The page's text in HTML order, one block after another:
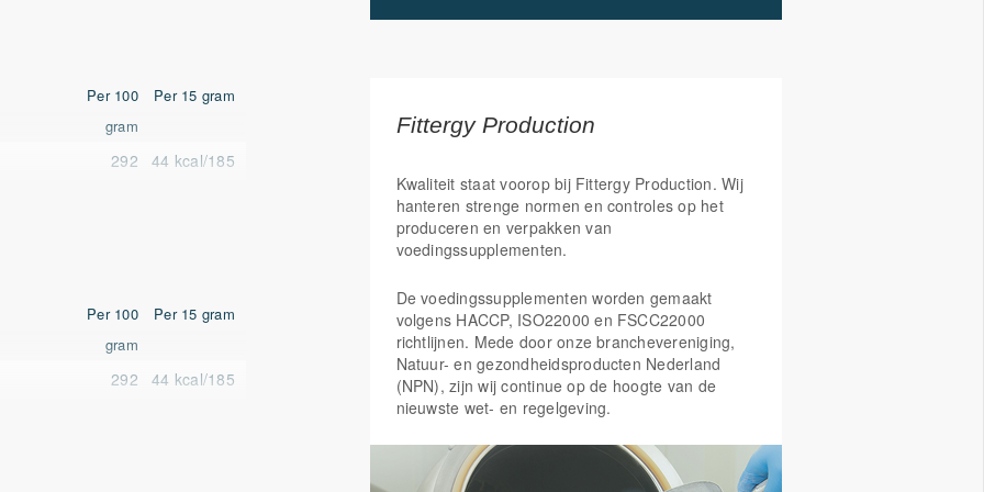
Per 100
gram
Per 15 gram
292
44 kcal​/​185
3,7 gr
0,6 gr
3,3 gr
5,9 gr
0,9 gr
Per 100
gram
Per 15 gram
292
44 kcal​/​185
Fittergy Production
Kwaliteit staat voorop bij Fittergy Production. Wij
hanteren strenge normen en controles op het
produceren en verpakken van
voedingssupplementen.
De voedingssupplementen worden gemaakt
volgens HACCP, ISO22000 en FSCC22000
richtlijnen. Mede door onze branchevereniging,
Natuur- en gezondheidsproducten Nederland
(NPN), zijn wij continue op de hoogte van de
nieuwste wet- en regelgeving.